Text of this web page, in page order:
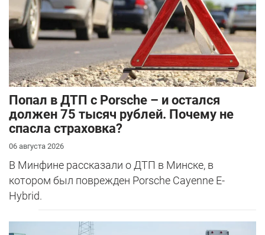
​Попал в ДТП с Porsche – и остался
должен 75 тысяч рублей. Почему не
спасла страховка?
06 августа 2026
В Минфине рассказали о ДТП в Минске, в
котором был поврежден Porsche Cayenne E-
Hybrid.